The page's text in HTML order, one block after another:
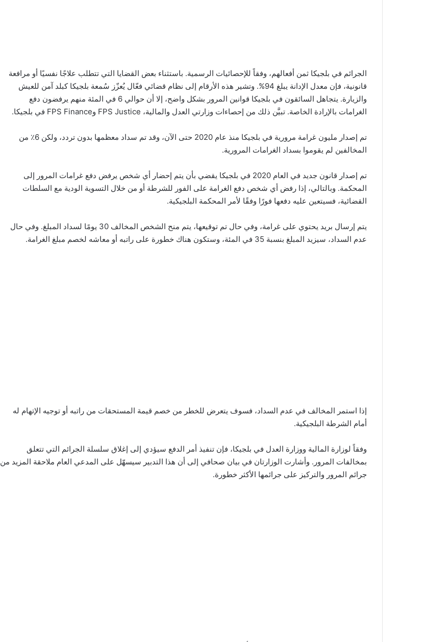
الجرائم في بلجيكا ثمن أفعالهم، وفقاً للإحصائيات الرسمية. باستثناء بعض القضايا التي تتطلب علاجًا نفسيًا أو مرافعة
قانونية، فإن معدل الإدانة يبلغ 94%. وتشير هذه الأرقام إلى نظام قضائي فعّال يُعزّز سُمعة بلجيكا كبلد آمن للعيش
والزيارة. يتجاهل السائقون في بلجيكا قوانين المرور بشكل واضح، إلا أن حوالي 6 في المئة منهم يرفضون دفع
الغرامات بالإرادة الخاصة. تبيَّن ذلك من إحصاءات وزارتي العدل والمالية، FPS Justice وFPS Finance في بلجيكا.
تم إصدار مليون غرامة مرورية في بلجيكا منذ عام 2020 حتى الآن، وقد تم سداد معظمها بدون تردد، ولكن 6٪ من
المخالفين لم يقوموا بسداد الغرامات المرورية.
تم إصدار قانون جديد في العام 2020 في بلجيكا يقضي بأن يتم إحضار أي شخص يرفض دفع غرامات المرور إلى
المحكمة. وبالتالي، إذا رفض أي شخص دفع الغرامة على الفور للشرطة أو من خلال التسوية الودية مع السلطات
القضائية، فسيتعين عليه دفعها فورًا وفقًا لأمر المحكمة البلجيكية.
يتم إرسال بريد يحتوي على غرامة، وفي حال تم توقيعها، يتم منح الشخص المخالف 30 يومًا لسداد المبلغ. وفي حال
عدم السداد، سيزيد المبلغ بنسبة 35 في المئة، وستكون هناك خطورة على راتبه أو معاشه لخصم مبلغ الغرامة.
إذا استمر المخالف في عدم السداد، فسوف يتعرض للخطر من خصم قيمة المستحقات من راتبه أو توجيه الإتهام له
أمام الشرطة البلجيكية.
وفقاً لوزارة المالية ووزارة العدل في بلجيكا، فإن تنفيذ أمر الدفع سيؤدي إلى إغلاق سلسلة الجرائم التي تتعلق
بمخالفات المرور. وأشارت الوزارتان في بيان صحافي إلى أن هذا التدبير سيسهّل على المدعي العام ملاحقة المزيد من
جرائم المرور والتركيز على جرائمها الأكثر خطورة.